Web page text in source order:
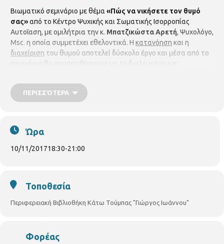
Βιωματικό σεμινάριο με θέμα «Πώς να νικήσετε τον θυμό
σας»από το Κέντρο Ψυχικής και Σωματικής Ισορροπίας
Αυτοΐαση, με ομιλήτρια την κ. Μπατζικώστα Αρετή, Ψυχολόγο,
Msc. η οποία συμμετέχει εθελοντικά. Η κατανόηση και η
διαχείριση του θυμού αποτελεί δύσκολο έργο και μέσα από το
σεμινάριο θα προσπαθήσουμε να το διαλευκάνουμε.
απευθύνεται σε όλους και προσφέρεται δωρεάν.
προεγγραφή στη Βιβλιοθήκη Κάτω Τούμπας (Πυλαίας 59,
ΠΕΡΙΣΣΌΤΕΡΑ
Ώρα
10/11/201718:30-21:00
Τοποθεσία
Περιφερειακή Βιβλιοθήκη Κάτω Τούμπας "Γιώργος Ιωάννου"
Φορέας